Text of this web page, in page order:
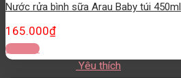
Nước rửa bình sữa Arau Baby túi 450ml
165.000₫
Đọc tiếp
Yêu thích